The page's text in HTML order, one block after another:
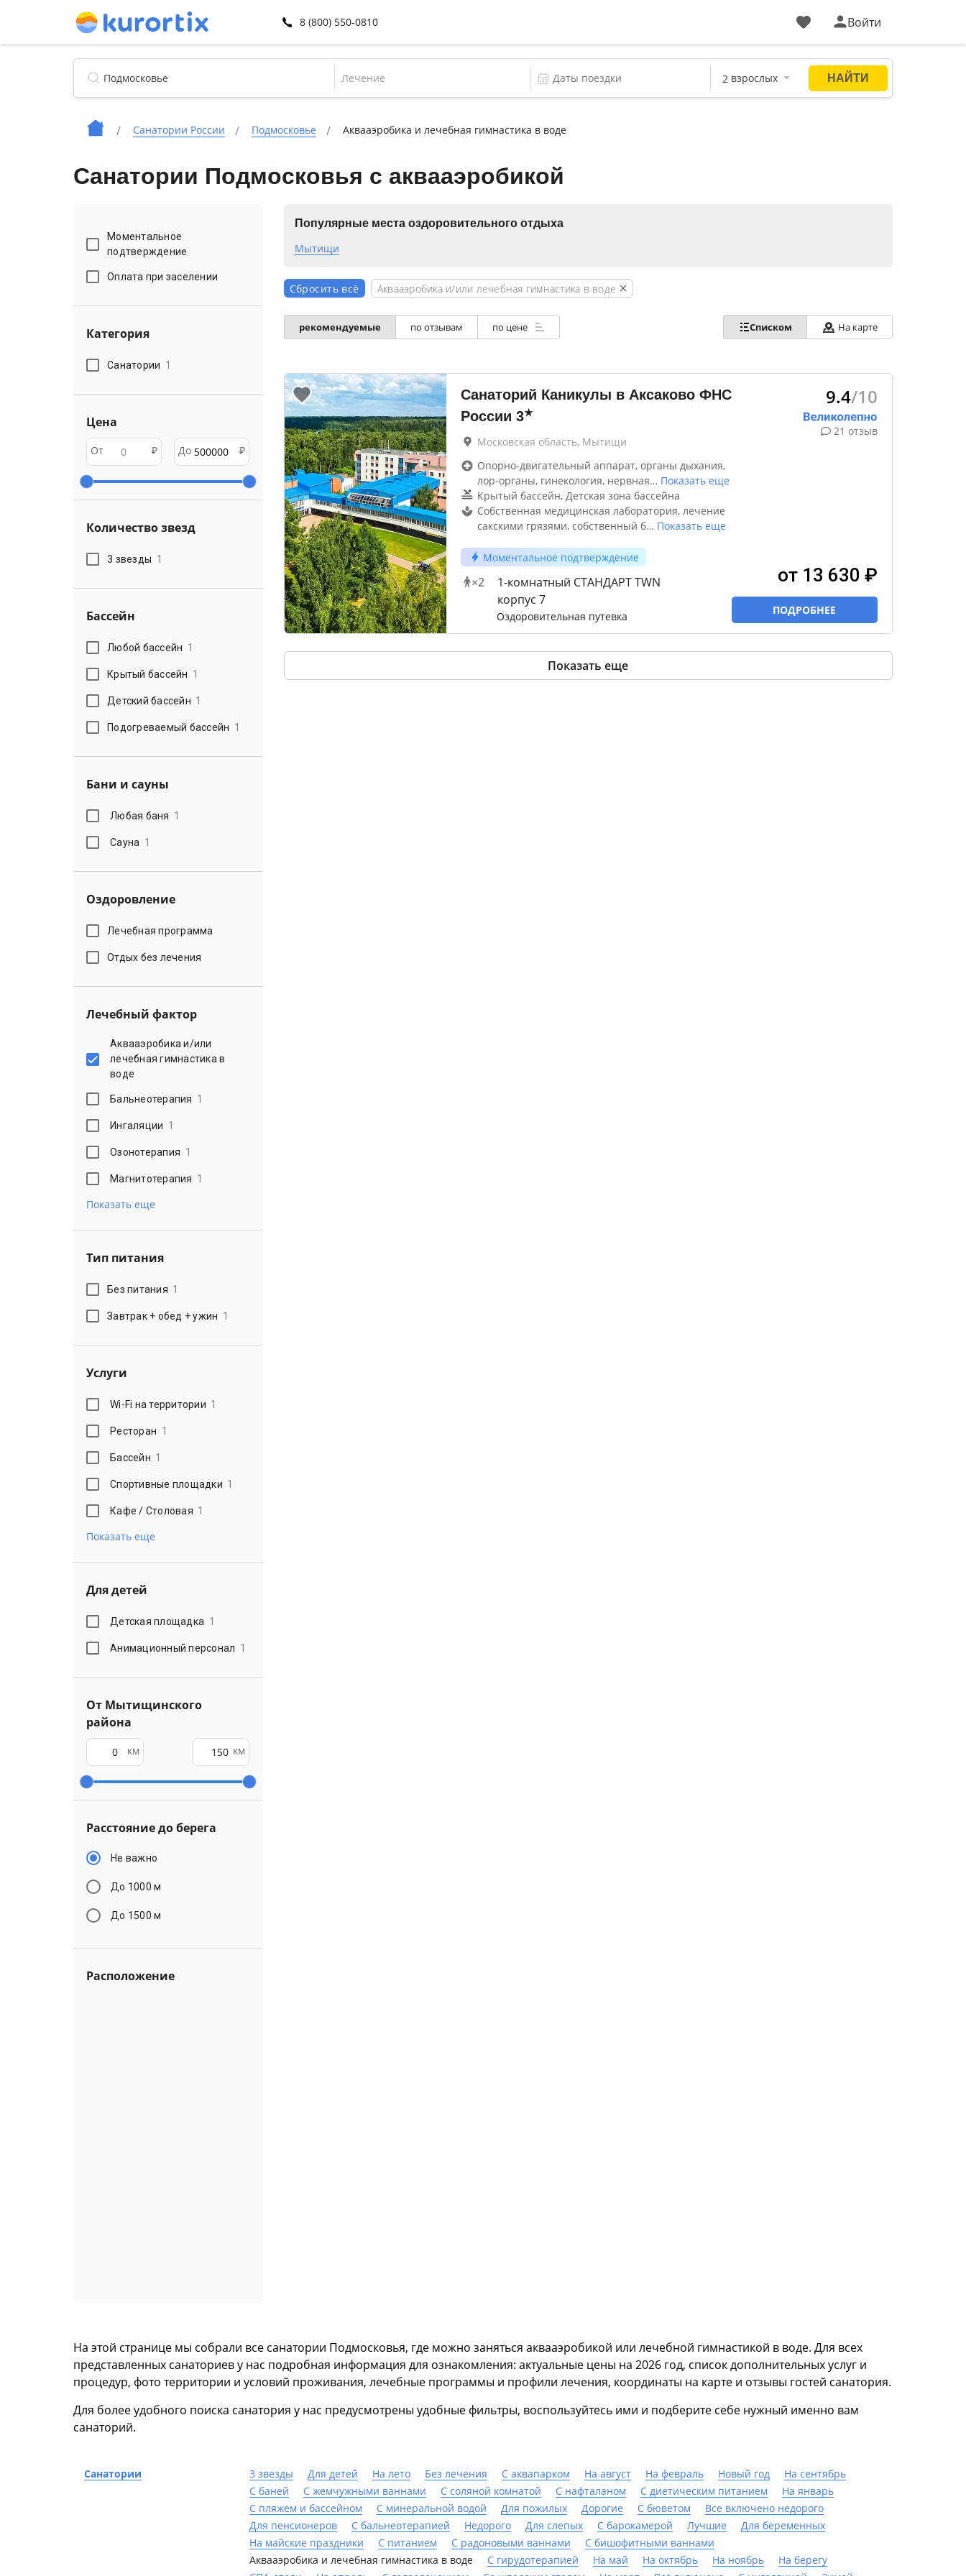
8 (800) 550-0810 Войти
Лечение
Санатории России Подмосковье Аквааэробика и лечебная гимнастика в воде
Санатории Подмосковья с аквааэробикой
Моментальное
подтверждение
Оплата при заселении
Категория
Санатории 1
Цена
От ₽ До ₽
Количество звезд
3 звезды 1
Бассейн
Любой бассейн 1
Крытый бассейн 1
Детский бассейн 1
Подогреваемый бассейн 1
Бани и сауны
Любая баня 1
Сауна 1
Оздоровление
Лечебная программа
Отдых без лечения
Лечебный фактор
Аквааэробика и/или
лечебная гимнастика в
воде
Бальнеотерапия 1
Ингаляции 1
Озонотерапия 1
Магнитотерапия 1
Показать еще
Тип питания
Без питания 1
Завтрак + обед + ужин 1
Услуги
Wi-Fi на территории 1
Ресторан 1
Бассейн 1
Спортивные площадки 1
Кафе / Столовая 1
Показать еще
Для детей
Детская площадка 1
Анимационный персонал 1
От Мытищинского
района
км км
Расстояние до берега
Не важно
До 1000 м
До 1500 м
Расположение
Популярные места оздоровительного отдыха
Мытищи
Сбросить всё Аквааэробика и/или лечебная гимнастика в воде
рекомендуемые по отзывам по цене Списком На карте
Санаторий Каникулы в Аксаково ФНС
России 3★
Московская область, Мытищи
Опорно-двигательный аппарат, органы дыхания,
лор-органы, гинекология, нервная… Показать еще
Крытый бассейн, Детская зона бассейна
Собственная медицинская лаборатория, лечение
сакскими грязями, собственный б… Показать еще
Моментальное подтверждение
×2
1-комнатный СТАНДАРТ TWN
корпус 7
Оздоровительная путевка
9.4/10
21 отзыв
от 13 630 ₽
ПОДРОБНЕЕ
Показать еще
На этой странице мы собрали все санатории Подмосковья, где можно заняться аквааэробикой или лечебной гимнастикой в воде. Для всех
представленных санаториев у нас подробная информация для ознакомления: актуальные цены на 2026 год, список дополнительных услуг и
процедур, фото территории и условий проживания, лечебные программы и профили лечения, координаты на карте и отзывы гостей санатория.
Для более удобного поиска санатория у нас предусмотрены удобные фильтры, воспользуйтесь ими и подберите себе нужный именно вам
санаторий.
Санатории 3 звезды Для детей На лето Без лечения С аквапарком На август На февраль Новый год
На сентябрь
С баней
С жемчужными ваннами С соляной комнатой С нафталаном С диетическим питанием
На январь
С пляжем и бассейном
С минеральной водой Для пожилых Дорогие С бюветом
Все включено недорого
Для пенсионеров
С бальнеотерапией Недорого Для слепых С барокамерой Лучшие
Для беременных
На майские праздники
С питанием С радоновыми ваннами
С бишофитными ваннами
Аквааэробика и лечебная гимнастика в воде
С гирудотерапией На май На октябрь На ноябрь
На берегу